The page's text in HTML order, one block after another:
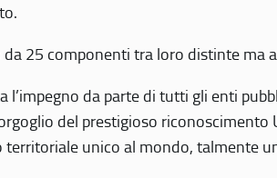
25 componenti tra loro distinte ma
da parte di tutti gli enti
del prestigioso
unico al mondo, talmente